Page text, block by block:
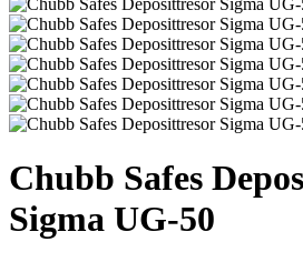
Chubb Safes
Sigma UG-50